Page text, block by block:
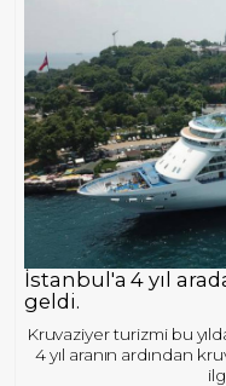
İstanbul'a 4 yıl
geldi.
Kruvaziyer turizmi bu
4 yıl aranın ardından